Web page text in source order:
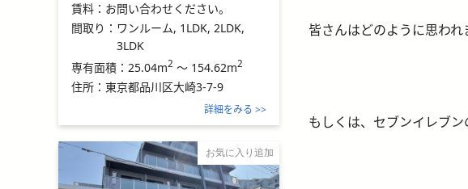
皆さんはどのように思われ
もしくは、セブンイレブ
賃料： お問い合わせください。
間取り： ワンルーム, 1LDK, 2LDK,
3LDK
専有面積： 25.04m2 ～ 154.62m2
住所： 東京都品川区大崎3-7-9
詳細をみる >>
お気に入り追加